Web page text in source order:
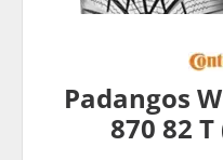
Padangos
870 82 T